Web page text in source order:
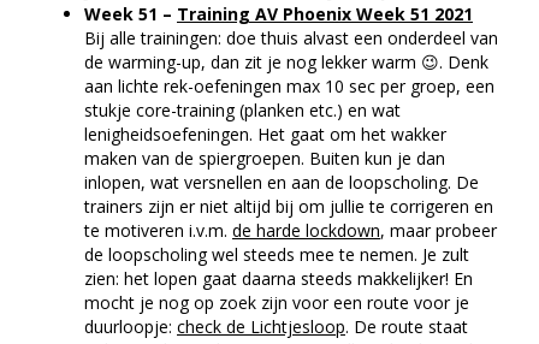
Week 51 – Training AV Phoenix Week 51 2021
Bij alle trainingen: doe thuis alvast een onderdeel van
de warming-up, dan zit je nog lekker warm 😉. Denk
aan lichte rek-oefeningen max 10 sec per groep, een
stukje core-training (planken etc.) en wat
lenigheidsoefeningen. Het gaat om het wakker
maken van de spiergroepen. Buiten kun je dan
inlopen, wat versnellen en aan de loopscholing. De
trainers zijn er niet altijd bij om jullie te corrigeren en
te motiveren i.v.m. de harde lockdown, maar probeer
de loopscholing wel steeds mee te nemen. Je zult
zien: het lopen gaat daarna steeds makkelijker! En
mocht je nog op zoek zijn voor een route voor je
duurloopje: check de Lichtjesloop. De route staat